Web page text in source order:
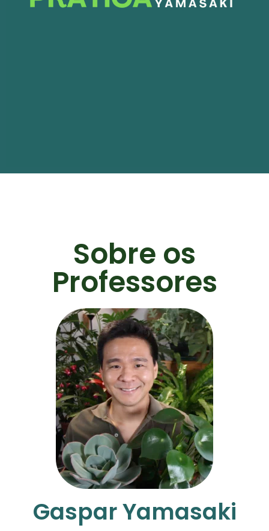
Sobre os
Professores
Gaspar Yamasaki